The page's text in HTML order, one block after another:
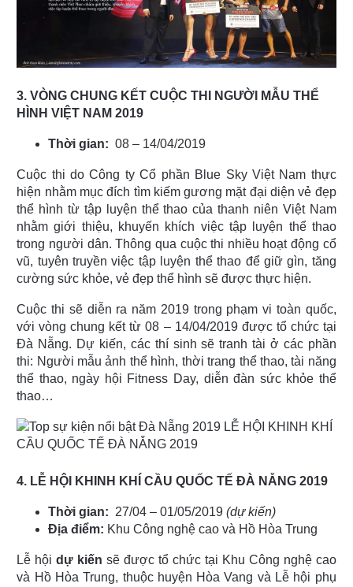
3. VÒNG CHUNG KẾT CUỘC THI NGƯỜI MẪU THỂ
HÌNH VIỆT NAM 2019
Thời gian: 08 – 14/04/2019
Cuộc thi do Công ty Cổ phần Blue Sky Việt Nam thực
hiện nhằm mục đích tìm kiếm gương mặt đại diện vẻ đẹp
thể hình từ tập luyện thể thao của thanh niên Việt Nam
nhằm giới thiệu, khuyến khích việc tập luyện thể thao
trong người dân. Thông qua cuộc thi nhiều hoạt động cổ
vũ, tuyên truyền việc tập luyện thể thao để giữ gìn, tăng
cường sức khỏe, vẻ đẹp thể hình sẽ được thực hiện.
Cuộc thi sẽ diễn ra năm 2019 trong phạm vi toàn quốc,
với vòng chung kết từ 08 – 14/04/2019 được tổ chức tại
Đà Nẵng. Dự kiến, các thí sinh sẽ tranh tài ở các phần
thi: Người mẫu ảnh thể hình, thời trang thể thao, tài năng
thể thao, ngày hội Fitness Day, diễn đàn sức khỏe thể
thao…
4. LỄ HỘI KHINH KHÍ CẦU QUỐC TẾ ĐÀ NẴNG 2019
Thời gian: 27/04 – 01/05/2019(dự kiến)
Địa điểm: Khu Công nghệ cao và Hồ Hòa Trung
Lễ hộidự kiến sẽ được tổ chức tại Khu Công nghệ cao
và Hồ Hòa Trung, thuộc huyện Hòa Vang và Lễ hội phụ